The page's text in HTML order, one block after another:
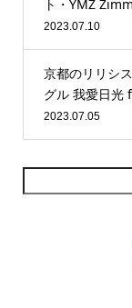
ト・YMZ
2023.07.10
京都のリリシ
グル 我愛日光
2023.07.05